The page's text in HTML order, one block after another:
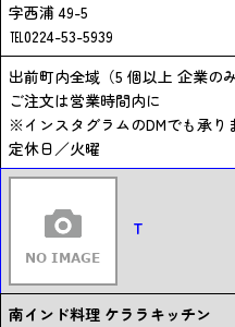
字西浦 49-5
℡0224-53-5939
出前町内全域（5 個以上 企業の
ご注文は営業時間内に
※インスタグラムのDMでも承り
定休日／火曜
T
南インド料理 ケララキッチン